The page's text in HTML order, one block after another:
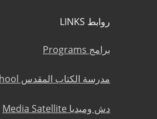
روابط LINKS
برامج Programs
مدرسة الكتاب المقدس Bible School
دش وميديا Media Satellite